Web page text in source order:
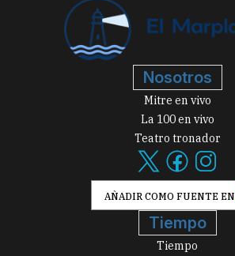
Nosotros
Mitre en vivo
La 100 en vivo
Teatro tronador
AÑADIR COMO FUENTE EN
Tiempo
Tiempo